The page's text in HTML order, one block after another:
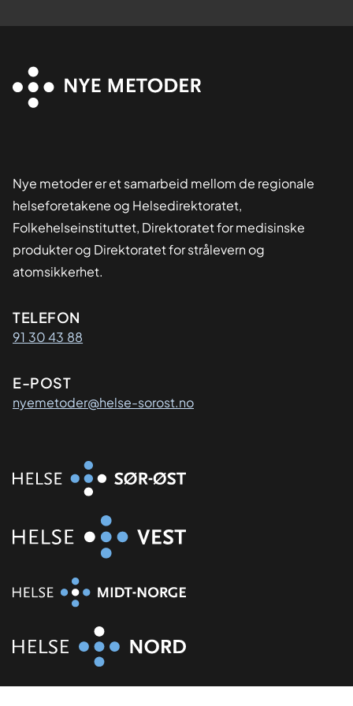
Nye metoder er et samarbeid mellom de regionale
helseforetakene og Helsedirektoratet,
Folkehelseinstituttet, Direktoratet for medisinske
produkter og Direktoratet for strålevern og
atomsikkerhet.
Kontaktinformasjon
TELEFON
91 30 43 88
E-POST
nyemetoder@helse-sorost.no
Organisasjon